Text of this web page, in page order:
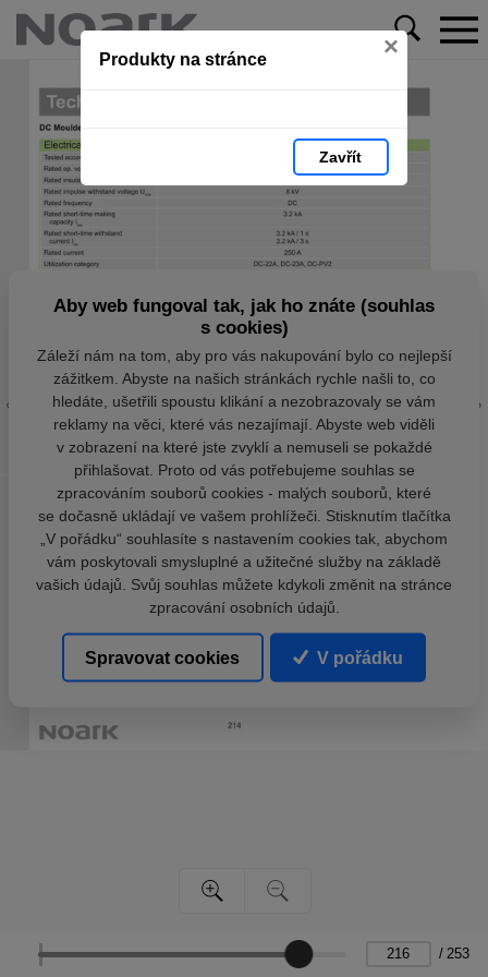
Produkty na stránce ×
Zavřít
/ 253
Aby web fungoval tak, jak ho znáte (souhlas
s cookies)
Záleží nám na tom, aby pro vás nakupování bylo co nejlepší
zážitkem. Abyste na našich stránkách rychle našli to, co
hledáte, ušetřili spoustu klikání a nezobrazovaly se vám
reklamy na věci, které vás nezajímají. Abyste web viděli
v zobrazení na které jste zvyklí a nemuseli se pokaždé
přihlašovat. Proto od vás potřebujeme souhlas se
zpracováním souborů cookies - malých souborů, které
se dočasně ukládají ve vašem prohlížeči. Stisknutím tlačítka
„V pořádku“ souhlasíte s nastavením cookies tak, abychom
vám poskytovali smysluplné a užitečné služby na základě
vašich údajů. Svůj souhlas můžete kdykoli změnit na stránce
zpracování osobních údajů.
Spravovat cookies V pořádku